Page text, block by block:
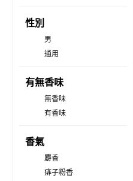
性別
男
通用
有無香味
無香味
有香味
香氣
麝香
痱子粉香